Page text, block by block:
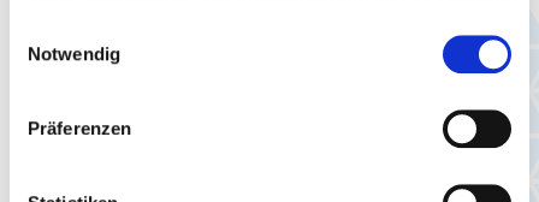
Notwendig
Präferenzen